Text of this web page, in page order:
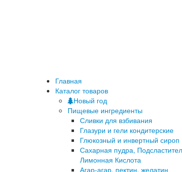
Главная
Каталог товаров
Новый год
Пищевые ингредиенты
Сливки для взбивания
Глазури и гели кондитерские
Глюкозный и инвертный сироп
Сахарная пудра,
Лимонная Кислота
Агар-агар, пектин, желатин